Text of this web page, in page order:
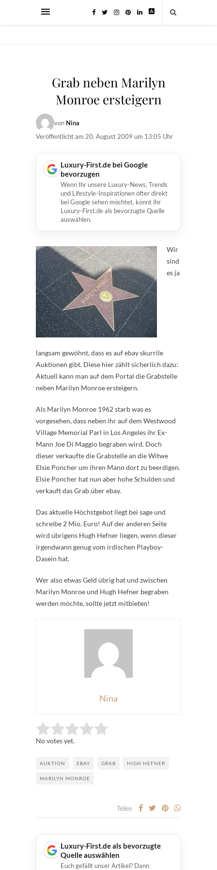
Grab neben Marilyn
Monroe ersteigern
von Nina
Veröffentlicht am 20. August 2009 um 13:05 Uhr
Luxury-First.de bei Google
bevorzugen
Wenn Ihr unsere Luxury-News, Trends
und Lifestyle-Inspirationen öfter direkt
bei Google sehen möchtet, könnt Ihr
Luxury-First.de als bevorzugte Quelle
auswählen.
Wir
sind
es ja
langsam gewöhnt, dass es auf ebay skurrile
Auktionen gibt. Diese hier zählt sicherlich dazu:
Aktuell kann man auf dem Portal die Grabstelle
neben Marilyn Monroe ersteigern.
Als Marilyn Monroe 1962 starb was es
vorgesehen, dass neben ihr auf dem Westwood
Village Memorial Parl in Los Angeles ihr Ex-
Mann Joe Di Maggio begraben wird. Doch
dieser verkaufte die Grabstelle an die Witwe
Elsie Poncher um ihren Mann dort zu beerdigen.
Elsie Poncher hat nun aber hohe Schulden und
verkauft das Grab über ebay.
Das aktuelle Höchstgebot liegt bei sage und
schreibe 2 Mio. Euro! Auf der anderen Seite
wird übrigens Hugh Hefner liegen, wenn dieser
irgendwann genug vom irdischen Playboy-
Dasein hat.
Wer also etwas Geld übrig hat und zwischen
Marilyn Monroe und Hugh Hefner begraben
werden möchte, sollte jetzt mitbieten!
Nina
Rate this item: Submit Rating
No votes yet.
AUKTION EBAY GRAB HIGH HEFNER
MARILYN MONROE
Teilen
Luxury-First.de als bevorzugte
Quelle auswählen
Euch gefällt unser Artikel? Dann